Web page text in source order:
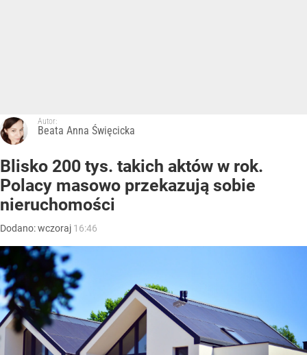
Autor:
Beata Anna Święcicka
Blisko 200 tys. takich aktów w rok.
Polacy masowo przekazują sobie
nieruchomości
Dodano:wczoraj 16:46